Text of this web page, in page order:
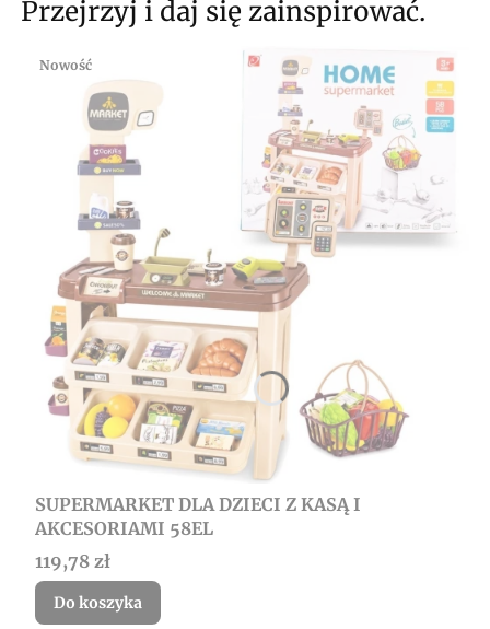
Przejrzyj i daj się zainspirować.
Nowość
SUPERMARKET DLA DZIECI Z KASĄ I
AKCESORIAMI 58EL
Cena
119,78 zł
Do koszyka